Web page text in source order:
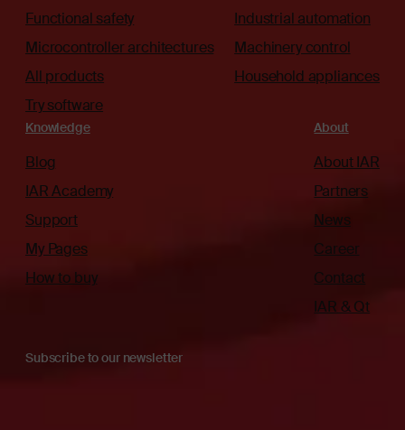
Functional safety
Microcontroller architectures
All products
Try software
Industrial automation
Machinery control
Household appliances
Knowledge
Blog
IAR Academy
Support
My Pages
How to buy
About
About IAR
Partners
News
Career
Contact
IAR & Qt
Subscribe to our newsletter